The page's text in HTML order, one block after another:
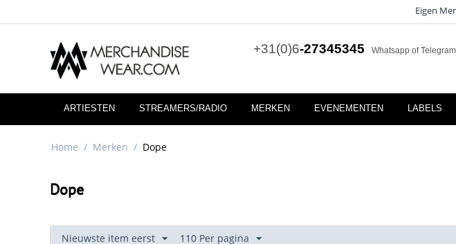
Eigen
+31(0)6-27345345 Whatsapp of Telegram
ARTIESTEN STREAMERS/RADIO MERKEN EVENEMENTEN LABELS
Home / Merken / Dope
Dope
Nieuwste item eerst 110 Per pagina